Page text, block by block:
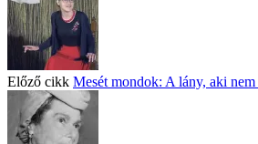
Előző cikk Mesét mondok: A lány, aki